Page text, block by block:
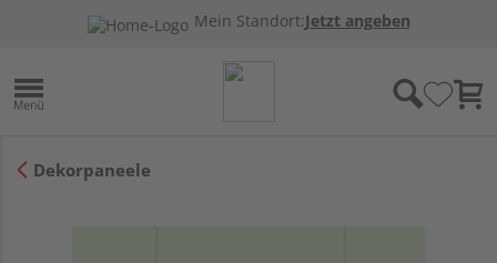
Mein Standort:Jetzt angeben
Dekorpaneele